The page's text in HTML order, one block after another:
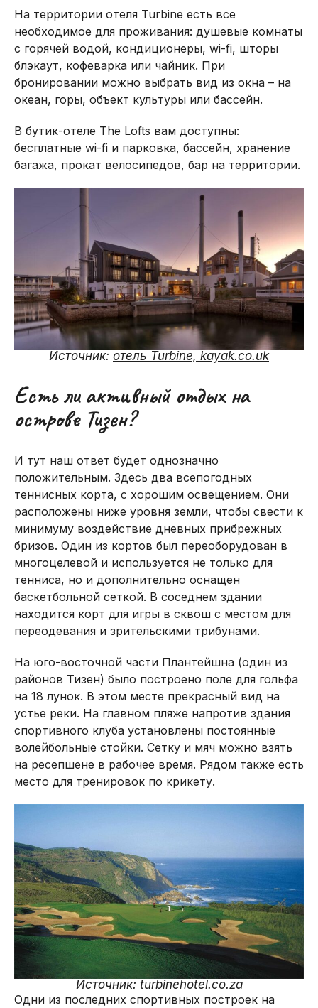
На территории отеля Turbine есть все
необходимое для проживания: душевые комнаты
с горячей водой, кондиционеры, wi-fi, шторы
блэкаут, кофеварка или чайник. При
бронировании можно выбрать вид из окна – на
океан, горы, объект культуры или бассейн.
В бутик-отеле The Lofts вам доступны:
бесплатные wi-fi и парковка, бассейн, хранение
багажа, прокат велосипедов, бар на территории.
Источник: отель Turbine, kayak.co.uk
Есть ли активный отдых на
острове Тизен?
И тут наш ответ будет однозначно
положительным. Здесь два всепогодных
теннисных корта, с хорошим освещением. Они
расположены ниже уровня земли, чтобы свести к
минимуму воздействие дневных прибрежных
бризов. Один из кортов был переоборудован в
многоцелевой и используется не только для
тенниса, но и дополнительно оснащен
баскетбольной сеткой. В соседнем здании
находится корт для игры в сквош с местом для
переодевания и зрительскими трибунами.
На юго-восточной части Плантейшна (один из
районов Тизен) было построено поле для гольфа
на 18 лунок. В этом месте прекрасный вид на
устье реки. На главном пляже напротив здания
спортивного клуба установлены постоянные
волейбольные стойки. Сетку и мяч можно взять
на ресепшене в рабочее время. Рядом также есть
место для тренировок по крикету.
Источник: turbinehotel.co.za
Одни из последних спортивных построек на